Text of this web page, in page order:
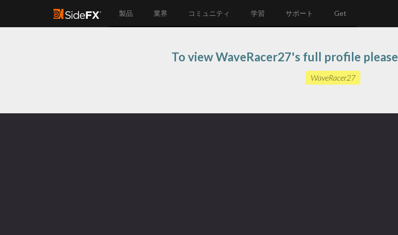
製品 業界 コミュニティ 学習 サポート Get
To view WaveRacer27's full profile please
WaveRacer27